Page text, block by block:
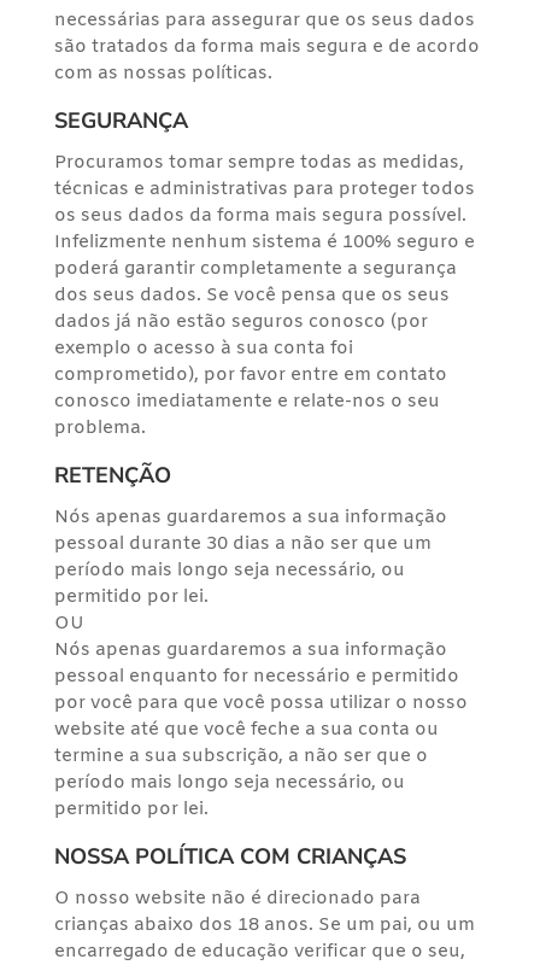
necessárias para assegurar que os seus dados
são tratados da forma mais segura e de acordo
com as nossas políticas.
SEGURANÇA
Procuramos tomar sempre todas as medidas,
técnicas e administrativas para proteger todos
os seus dados da forma mais segura possível.
Infelizmente nenhum sistema é 100% seguro e
poderá garantir completamente a segurança
dos seus dados. Se você pensa que os seus
dados já não estão seguros conosco (por
exemplo o acesso à sua conta foi
comprometido), por favor entre em contato
conosco imediatamente e relate-nos o seu
problema.
RETENÇÃO
Nós apenas guardaremos a sua informação
pessoal durante 30 dias a não ser que um
período mais longo seja necessário, ou
permitido por lei.
OU
Nós apenas guardaremos a sua informação
pessoal enquanto for necessário e permitido
por você para que você possa utilizar o nosso
website até que você feche a sua conta ou
termine a sua subscrição, a não ser que o
período mais longo seja necessário, ou
permitido por lei.
NOSSA POLÍTICA COM CRIANÇAS
O nosso website não é direcionado para
crianças abaixo dos 18 anos. Se um pai, ou um
encarregado de educação verificar que o seu,